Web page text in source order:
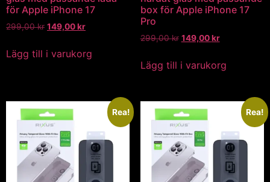
för Apple iPhone 17
299,00kr 149,00kr
Lägg till i varukorg
box för Apple iPhone 17
Pro
299,00kr 149,00kr
Lägg till i varukorg
Rea! Rea!